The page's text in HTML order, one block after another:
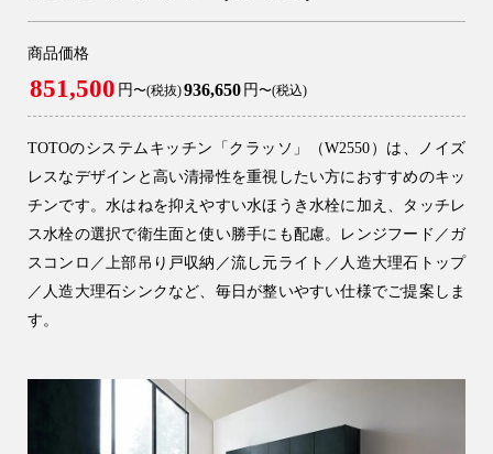
商品価格
851,500 円〜(税抜)936,650 円〜(税込)
TOTOのシステムキッチン「クラッソ」（W2550）は、ノイズ
レスなデザインと高い清掃性を重視したい方におすすめのキッ
チンです。水はねを抑えやすい水ほうき水栓に加え、タッチレ
ス水栓の選択で衛生面と使い勝手にも配慮。レンジフード／ガ
スコンロ／上部吊り戸収納／流し元ライト／人造大理石トップ
／人造大理石シンクなど、毎日が整いやすい仕様でご提案しま
す。
営業時間 9時〜18時
（定休／水曜日）
0120-37-7611